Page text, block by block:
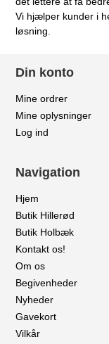
Vi hjælper kunder i
løsning.
Din konto
Mine ordrer
Mine oplysninger
Log ind
Navigation
Hjem
Butik Hillerød
Butik Holbæk
Kontakt os!
Om os
Begivenheder
Nyheder
Gavekort
Vilkår